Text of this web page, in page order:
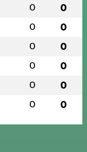
0 0
0 0
0 0
0 0
0 0
0 0